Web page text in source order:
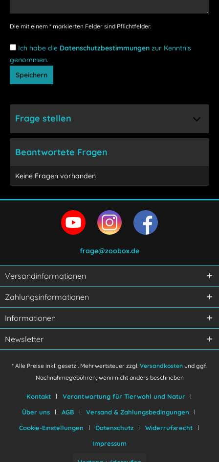
Die mit einem * markierten Felder sind Pflichtfelder.
Ich habe die Datenschutzbestimmungen zur Kenntnis
genommen.
Speichern
Frage stellen
Ich habe die
verstanden und stimme zu.
Mit * gekennzeichnete Felder sind Pflichtfelder.
Senden
Beantwortete Fragen
Keine Fragen vorhanden
frage@zoobox.de
Versandinformationen
Zahlungsinformationen
Informationen
Newsletter
* Alle Preise inkl. gesetzl. Mehrwertsteuer zzgl. Versandkosten und ggf.
Nachnahmegebühren, wenn nicht anders beschrieben
Kontakt
Verantwortung für Tierwohl und Natur
Über uns
AGB
Versand & Zahlungsbedingungen
Cookie-Einstellungen
Datenschutz
Widerrufsrecht
Impressum